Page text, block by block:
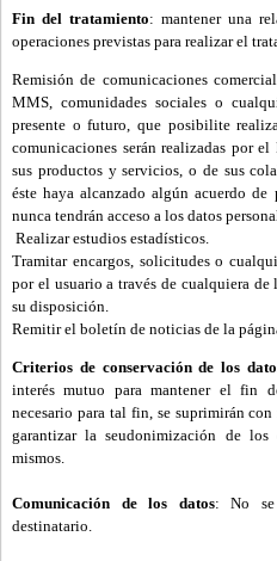
Fin del tratamiento: mantener una
operaciones previstas para realizar el
Remisión de comunicaciones
MMS, comunidades sociales o
presente o futuro, que posibilite
comunicaciones serán realizadas por
sus productos y servicios, o de sus
éste haya alcanzado algún acuerdo
nunca tendrán acceso a los datos
Realizar estudios estadísticos.
Tramitar encargos, solicitudes o
por el usuario a través de cualquiera de
su disposición.
Remitir el boletín de noticias de la
Criterios de conservación de los
interés mutuo para mantener el fin
necesario para tal fin, se suprimirán
garantizar la seudonimización de
mismos.
Comunicación de los datos: No se
destinatario.